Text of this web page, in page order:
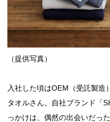
（提供写真）
入社した頃はOEM（受託製造
タオルさん。自社ブランド「
っかけは、偶然の出会いだっ